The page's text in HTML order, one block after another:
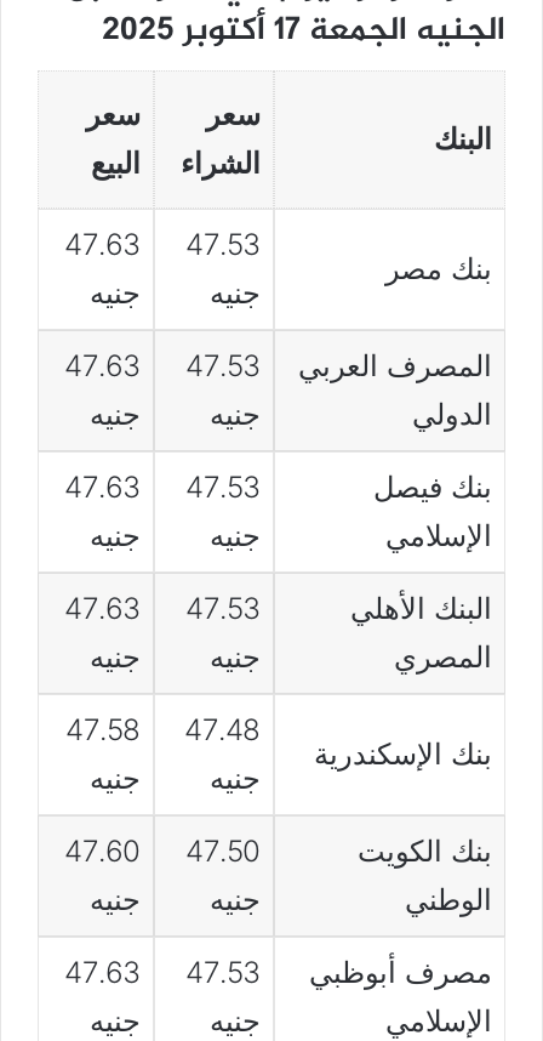
الجنيه الجمعة 17 أكتوبر 2025
البنك
سعر
الشراء
سعر
البيع
بنك مصر
47.53
جنيه
47.63
جنيه
المصرف العربي
الدولي
47.53
جنيه
47.63
جنيه
بنك فيصل
الإسلامي
47.53
جنيه
47.63
جنيه
البنك الأهلي
المصري
47.53
جنيه
47.63
جنيه
بنك الإسكندرية
47.48
جنيه
47.58
جنيه
بنك الكويت
الوطني
47.50
جنيه
47.60
جنيه
مصرف أبوظبي
الإسلامي
47.53
جنيه
47.63
جنيه